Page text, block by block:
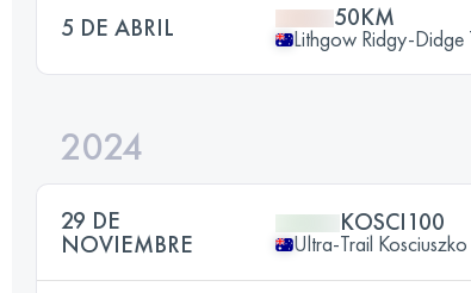
5 DE ABRIL 50KM
Lithgow Ridgy-Didge
2024
29 DE
NOVIEMBRE
KOSCI100
Ultra-Trail